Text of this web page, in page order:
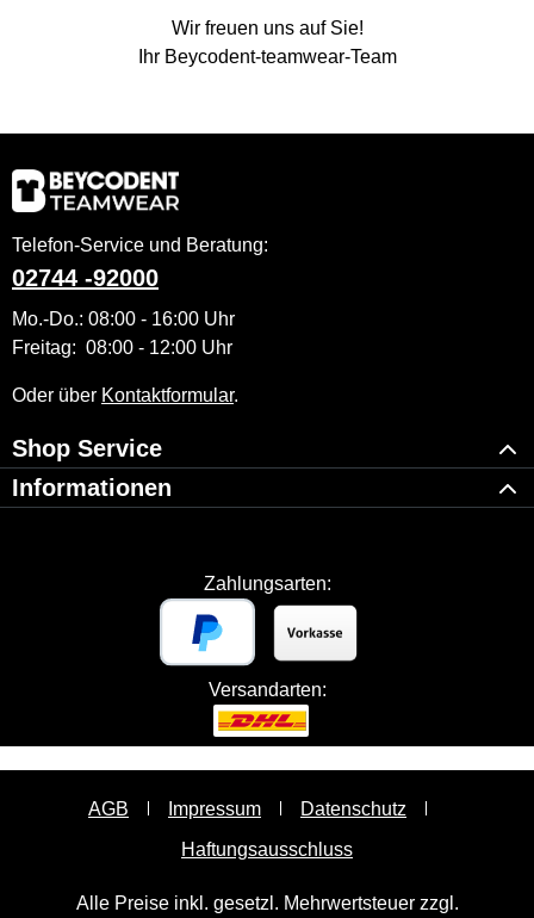
Wir freuen uns auf Sie!
Ihr Beycodent-teamwear-Team
Telefon-Service und Beratung:
02744 -92000
Mo.-Do.: 08:00 - 16:00 Uhr
Freitag: 08:00 - 12:00 Uhr
Oder über Kontaktformular.
Shop Service
Informationen
Zahlungsarten:
Versandarten:
AGB Impressum
Datenschutz
Haftungsausschluss
Alle Preise inkl. gesetzl. Mehrwertsteuer zzgl.